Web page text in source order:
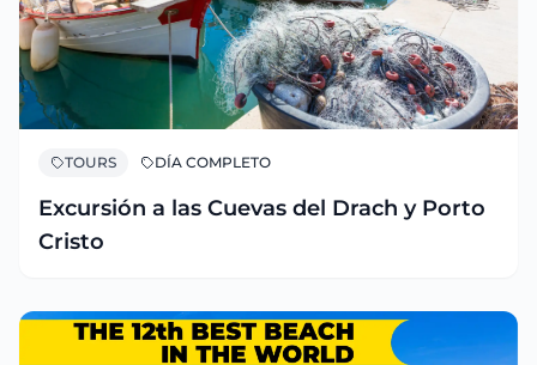
TOURS DÍA COMPLETO
Excursión a las Cuevas del Drach y Porto
Cristo